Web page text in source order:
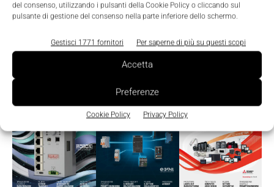
del consenso, utilizzando i pulsanti della Cookie Policy o cliccando sul
pulsante di gestione del consenso nella parte inferiore dello schermo.
Gestisci 1771 fornitori Per saperne di più su questi scopi
Accetta
Preferenze
Cookie Policy Privacy Policy
LEGGI LA RIVISTA ⇢